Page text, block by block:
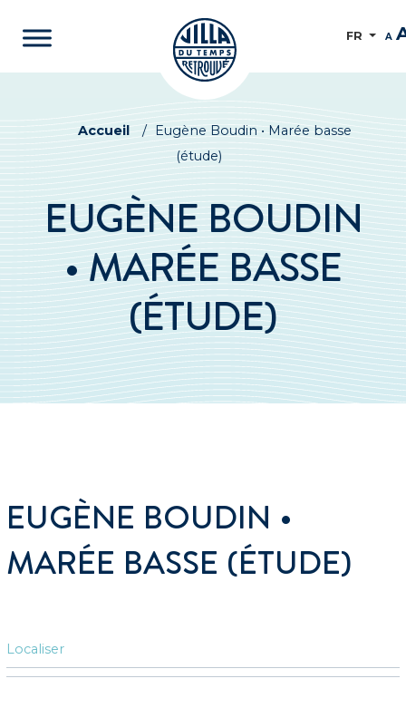
FR A
Accueil / Eugène Boudin • Marée basse
(étude)
EUGÈNE BOUDIN
• MARÉE BASSE
(ÉTUDE)
EUGÈNE BOUDIN •
MARÉE BASSE (ÉTUDE)
Localiser